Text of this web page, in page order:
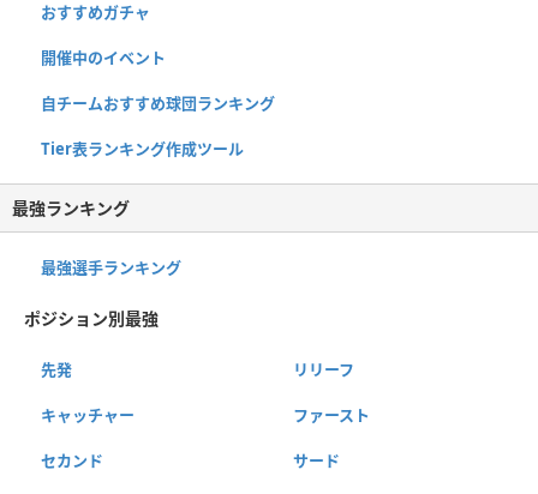
おすすめガチャ
開催中のイベント
自チームおすすめ球団ランキング
Tier表ランキング作成ツール
最強ランキング
最強選手ランキング
ポジション別最強
先発 リリーフ
キャッチャー ファースト
セカンド サード